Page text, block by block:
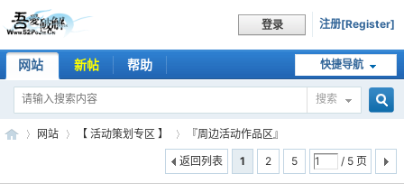
登录 注册[Register]
快捷导航
网站 新帖 帮助
搜索
网站 【 活动策划专区 】
『周边活动作品区』
1
2 5 / 5 页
返回列表